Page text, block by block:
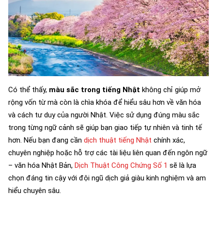
Có thể thấy, màu sắc trong tiếng Nhật không chỉ giúp mở
rộng vốn từ mà còn là chìa khóa để hiểu sâu hơn về văn hóa
và cách tư duy của người Nhật. Việc sử dụng đúng màu sắc
trong từng ngữ cảnh sẽ giúp bạn giao tiếp tự nhiên và tinh tế
hơn. Nếu bạn đang cần dịch thuật tiếng Nhật chính xác,
chuyên nghiệp hoặc hỗ trợ các tài liệu liên quan đến ngôn ngữ
– văn hóa Nhật Bản, Dịch Thuật Công Chứng Số 1 sẽ là lựa
chọn đáng tin cậy với đội ngũ dịch giả giàu kinh nghiệm và am
hiểu chuyên sâu.